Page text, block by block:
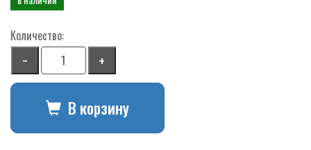
Количество:
− +
В корзину